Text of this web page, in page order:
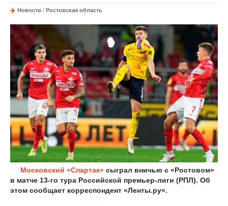
Новости / Ростовская область
Московский «Спартак» сыграл вничью с «Ростовом»
в матче 13-го тура Российской премьер-лиги (РПЛ). Об
этом сообщает корреспондент «Ленты.ру».